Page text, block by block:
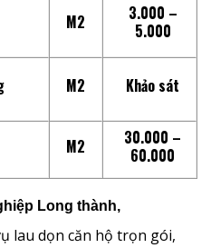
M2
3.000 –
5.000
M2 Khảo sát
M2
30.000 –
60.000
Long thành,
lau dọn căn hộ trọn gói,